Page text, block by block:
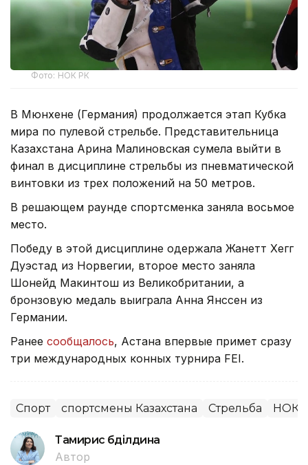
Фото: НОК РК
В Мюнхене (Германия) продолжается этап Кубка
мира по пулевой стрельбе. Представительница
Казахстана Арина Малиновская сумела выйти в
финал в дисциплине стрельбы из пневматической
винтовки из трех положений на 50 метров.
В решающем раунде спортсменка заняла восьмое
место.
Победу в этой дисциплине одержала Жанетт Хегг
Дуэстад из Норвегии, второе место заняла
Шонейд Макинтош из Великобритании, а
бронзовую медаль выиграла Анна Янссен из
Германии.
Ранее сообщалось, Астана впервые примет сразу
три международных конных турнира FEI.
Спорт спортсмены Казахстана Стрельба НОК
Тамирис Әбділдина
Автор